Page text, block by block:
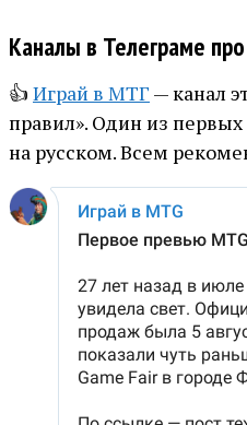
Каналы в Телеграме
👍 Играй в МТГ — канал
правил». Один из
на русском. Всем